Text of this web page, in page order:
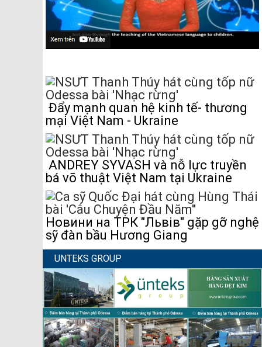
Đẩy mạnh quan hệ kinh tế- thương
mại Việt Nam - Ukraine
ANDREY SYVASH và nỗ lực truyền
bá võ thuật Việt Nam tại Ukraine
Новини на ТРК "Львів" gặp gỡ nghệ
sỹ đàn bầu Hương Giang
UNTEKS GROUP